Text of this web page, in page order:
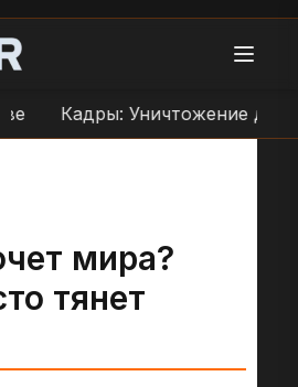
Кадры: Уничтожение
мира?
тянет